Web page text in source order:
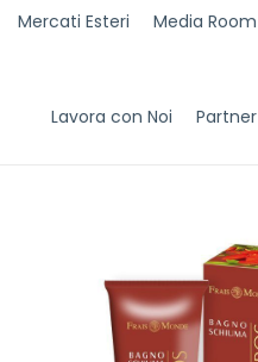
Mercati Esteri Media Room
Lavora con Noi Partner